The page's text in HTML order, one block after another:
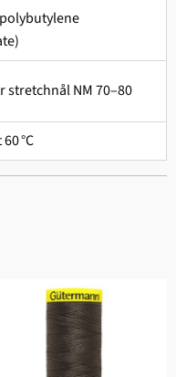
stretchnål NM 70–80
°C